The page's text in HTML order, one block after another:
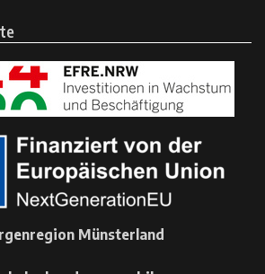
Münsterland